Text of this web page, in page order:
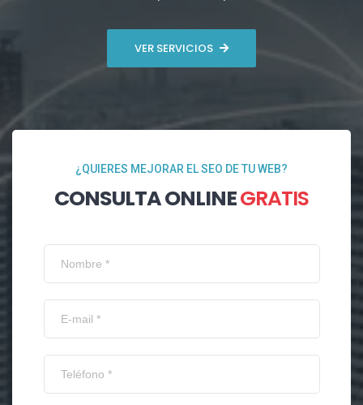
VER SERVICIOS
¿QUIERES MEJORAR EL SEO DE TU WEB?
CONSULTA ONLINEGRATIS